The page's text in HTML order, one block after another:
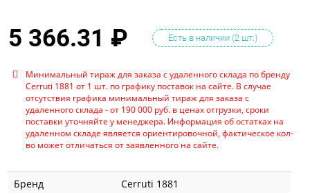
5 366.31 ₽ Есть в наличии (2 шт.)
Минимальный тираж для заказа с удаленного склада по бренду
Cerruti 1881 от 1 шт. по графику поставок на сайте. В случае
отсутствия графика минимальный тираж для заказа с
удаленного склада - от 190 000 руб. в ценах отгрузки, сроки
поставки уточняйте у менеджера. Информация об остатках на
удаленном складе является ориентировочной, фактическое кол-
во может отличаться от заявленного на сайте.
Бренд
Cerruti 1881